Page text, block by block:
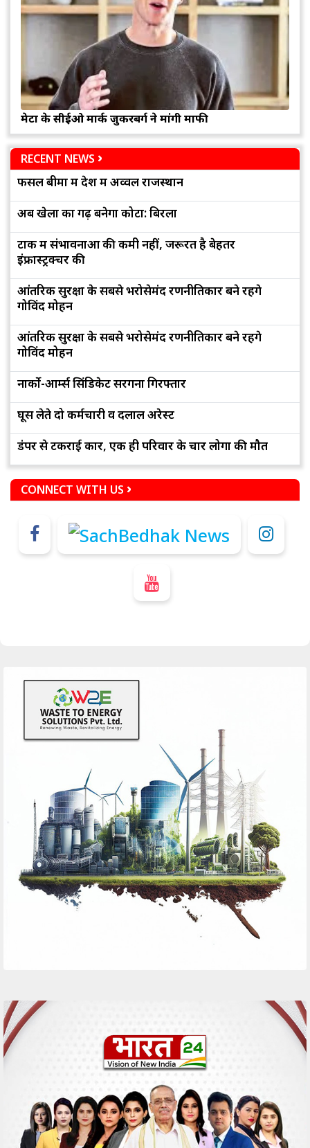
मेटा के सीईओ मार्क जुकरबर्ग ने मांगी माफी
RECENT NEWS
फसल बीमा में देश में अव्वल राजस्थान
अब खेलों का गढ़ बनेगा कोटा: बिरला
टोंक में संभावनाओं की कमी नहीं, जरूरत है बेहतर
इंफ्रास्ट्रक्चर की
आंतरिक सुरक्षा के सबसे भरोसेमंद रणनीतिकार बने रहेंगे
गोविंद मोहन
आंतरिक सुरक्षा के सबसे भरोसेमंद रणनीतिकार बने रहेंगे
गोविंद मोहन
नार्को-आर्म्स सिंडिकेट सरगना गिरफ्तार
घूस लेते दो कर्मचारी व दलाल अरेस्ट
डंपर से टकराई कार, एक ही परिवार के चार लोगों की मौत
CONNECT WITH US